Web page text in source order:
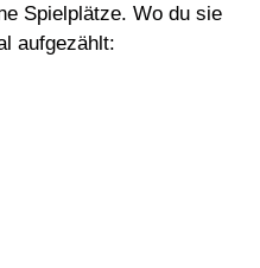
Spielplätze. Wo du sie
aufgezählt: